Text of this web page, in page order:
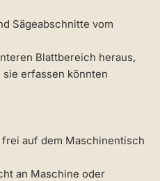
Sägeabschnitte vom
Blattbereich heraus,
erfassen könnten
auf dem Maschinentisch
an Maschine oder